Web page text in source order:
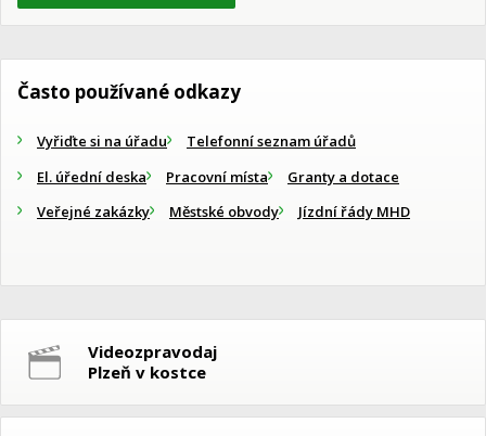
Často používané odkazy
Vyřiďte si na úřadu
Telefonní seznam úřadů
El. úřední deska
Pracovní místa
Granty a dotace
Veřejné zakázky
Městské obvody Jízdní řády MHD
Videozpravodaj
Plzeň v kostce